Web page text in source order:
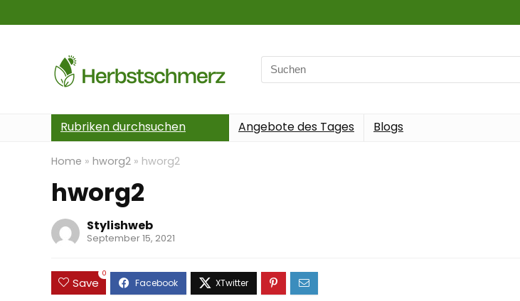
Search
for:
Rubriken durchsuchen Angebote des Tages Blogs
Home » hworg2 » hworg2
hworg2
Stylishweb
September 15, 2021
Save
0